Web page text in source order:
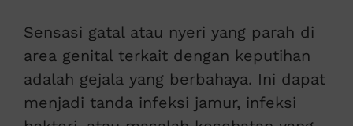
Sensasi gatal atau nyeri yang parah di
area genital terkait dengan keputihan
adalah gejala yang berbahaya. Ini dapat
menjadi tanda infeksi jamur, infeksi